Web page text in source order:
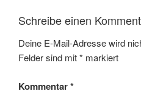
Schreibe einen
Deine E-Mail-Adresse wird
Felder sind mit* markiert
Kommentar*